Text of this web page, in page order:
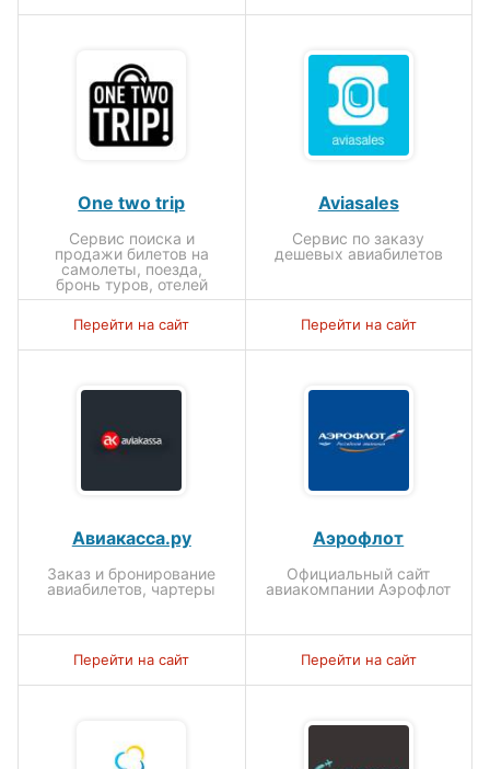
One two trip
Сервис поиска и
продажи билетов на
самолеты, поезда,
бронь туров, отелей
Перейти на сайт
Aviasales
Сервис по заказу
дешевых авиабилетов
Перейти на сайт
Авиакасса.ру
Заказ и бронирование
авиабилетов, чартеры
Перейти на сайт
Аэрофлот
Официальный сайт
авиакомпании Аэрофлот
Перейти на сайт